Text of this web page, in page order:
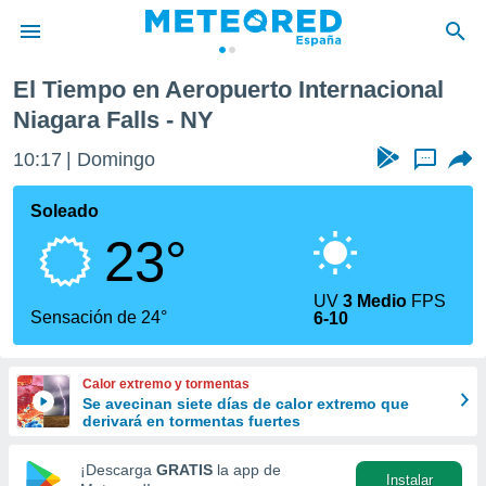
de
para
la
calidad.
a este
forma
digital
El Tiempo en Aeropuerto Internacional
Niagara Falls - NY
10:17 Domingo ...
Soleado
23°
Sensación de 24°
UV3 Medio FPS
6-10
Calor extremo y tormentas
Se avecinan siete días de calor extremo que
derivará en tormentas fuertes
¡Descarga GRATIS la app de
Instalar